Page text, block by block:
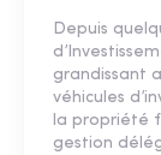
Depuis
grandissant
véhicules
la propriété
gestion